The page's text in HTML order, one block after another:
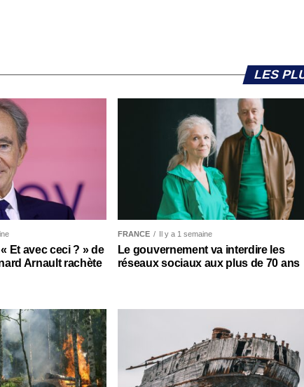
LES
Et avec ceci ? » de
Arnault rachète
FRANCE Il y a 1 semaine
Le gouvernement va interdire les
réseaux sociaux aux plus de 70 ans